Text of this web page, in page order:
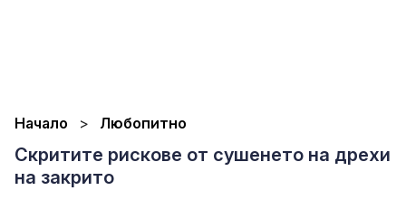
Начало Любопитно
Скритите рискове от сушенето на дрехи
на закрито